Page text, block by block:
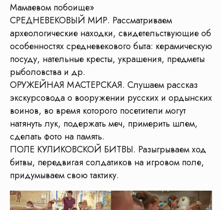
Мамаевом побоище»
СРЕДНЕВЕКОВЫЙ МИР. Рассматриваем
археологические находки, свидетельствующие об
особенностях средневекового быта: керамическую
посуду, нательные кресты, украшения, предметы
рыболовства и др.
ОРУЖЕЙНАЯ МАСТЕРСКАЯ. Слушаем рассказ
экскурсовода о вооружении русских и ордынских
воинов, во время которого посетители могут
натянуть лук, подержать меч, примерить шлем,
сделать фото на память.
ПОЛЕ КУЛИКОВСКОЙ БИТВЫ. Разыгрываем ход
битвы, передвигая солдатиков на игровом поле,
придумываем свою тактику.
Чтобыорганизвать
экскурсиюнужно
объединитьминимум
4 организации